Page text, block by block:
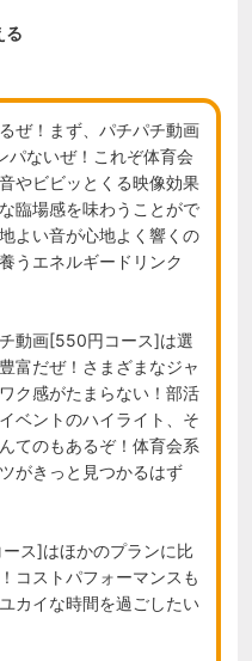
る
ぜ！まず、パチパチ動画
ないぜ！これぞ体育会
やビビッとくる映像効果
臨場感を味わうことがで
よい音が心地よく響くの
うエネルギードリンク
動画[550円コース]は選
富だぜ！さまざまなジャ
ク感がたまらない！部活
ベントのハイライト、そ
てのもあるぞ！体育会系
がきっと見つかるはず
ス]はほかのプランに比
コストパフォーマンスも
カイな時間を過ごしたい